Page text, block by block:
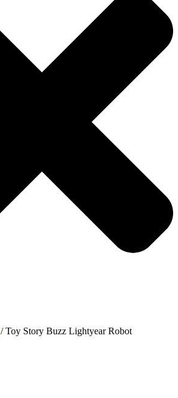
/ Toy Story Buzz Lightyear Robot